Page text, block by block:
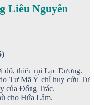
Liêu Nguyên
đô, thiêu rụi Lạc Dương.
Tư Mã Ý chỉ huy cứu Tư
của Đổng Trác.
cho Hứa Lâm.